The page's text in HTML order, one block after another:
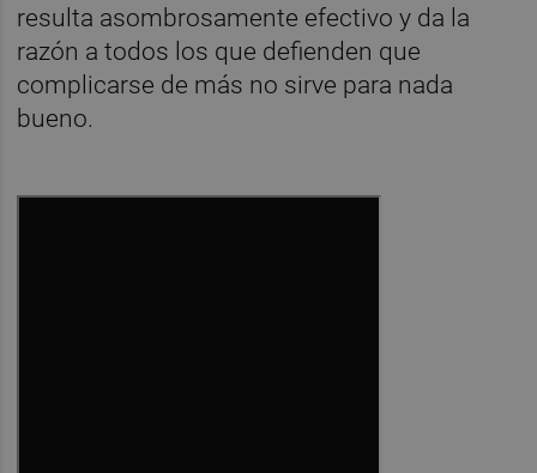
resulta asombrosamente efectivo y da la
razón a todos los que defienden que
complicarse de más no sirve para nada
bueno.